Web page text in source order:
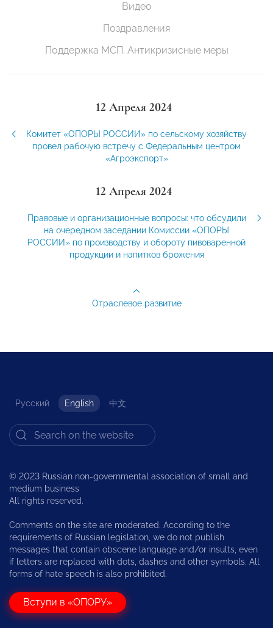
Видео
Поздравления
Поддержка МСП. Антикризисные меры
12 Апреля 2024
Комитет «ОПОРЫ РОССИИ» по сельскому хозяйству
провел рабочую встречу с Федеральным центром
«Агроэкспорт»
12 Апреля 2024
Правовые и организационные вопросы: что обсудили
на очередном заседании Комиссии «ОПОРЫ
РОССИИ» по производству и обороту пивоваренной
продукции и напитков брожения
Отраслевое развитие
Русский English 中文
© 2023 Russian non-governmental association of small and
medium business
All rights reserved.
Comments on the site are moderated. According to the
requirements of Russian legislation, we do not publish
messages that contain obscene language and/or insults, even
if letters are replaced with dots, dashes and other symbols. All
forms of hate speech is also prohibited.
Вступи в «ОПОРУ»